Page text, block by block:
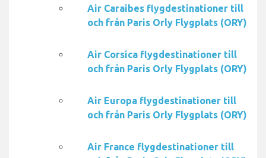
Air Caraibes flygdestinationer till
och från Paris Orly Flygplats (ORY)
Air Corsica flygdestinationer till
och från Paris Orly Flygplats (ORY)
Air Europa flygdestinationer till
och från Paris Orly Flygplats (ORY)
Air France flygdestinationer till